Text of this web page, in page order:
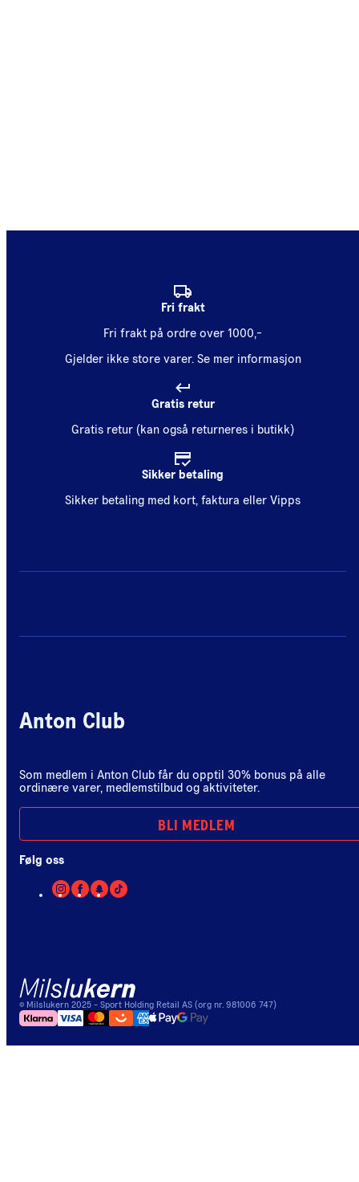
Fri frakt
Fri frakt på ordre over 1000,-
Gjelder ikke store varer. Se mer informasjon
Gratis retur
Gratis retur (kan også returneres i butikk)
Sikker betaling
Sikker betaling med kort, faktura eller Vipps
Anton Club
Som medlem i Anton Club får du opptil 30% bonus på alle
ordinære varer, medlemstilbud og aktiviteter.
BLI MEDLEM
Følg oss
© Milslukern 2025 - Sport Holding Retail AS (org nr. 981006 747)